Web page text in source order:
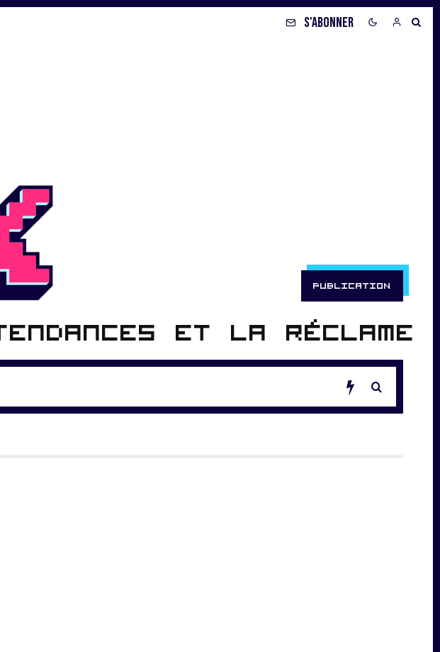
S'ABONNER
et la réclame
PUBLICATION